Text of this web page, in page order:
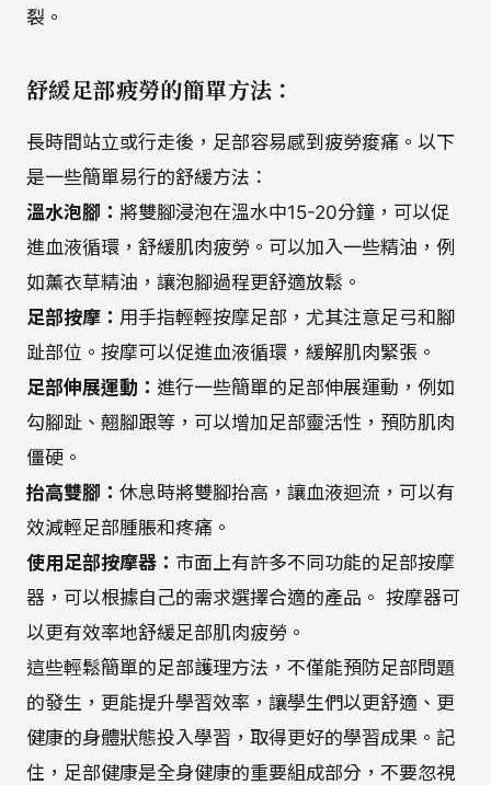
裂。
舒緩足部疲勞的簡單方法：
長時間站立或行走後，足部容易感到疲勞痠痛。以下
是一些簡單易行的舒緩方法：
溫水泡腳： 將雙腳浸泡在溫水中15-20分鐘，可以促
進血液循環，舒緩肌肉疲勞。可以加入一些精油，例
如薰衣草精油，讓泡腳過程更舒適放鬆。
足部按摩： 用手指輕輕按摩足部，尤其注意足弓和腳
趾部位。按摩可以促進血液循環，緩解肌肉緊張。
足部伸展運動： 進行一些簡單的足部伸展運動，例如
勾腳趾、翹腳跟等，可以增加足部靈活性，預防肌肉
僵硬。
抬高雙腳： 休息時將雙腳抬高，讓血液迴流，可以有
效減輕足部腫脹和疼痛。
使用足部按摩器： 市面上有許多不同功能的足部按摩
器，可以根據自己的需求選擇合適的產品。 按摩器可
以更有效率地舒緩足部肌肉疲勞。
這些輕鬆簡單的足部護理方法，不僅能預防足部問題
的發生，更能提升學習效率，讓學生們以更舒適、更
健康的身體狀態投入學習，取得更好的學習成果。記
住，足部健康是全身健康的重要組成部分，不要忽視